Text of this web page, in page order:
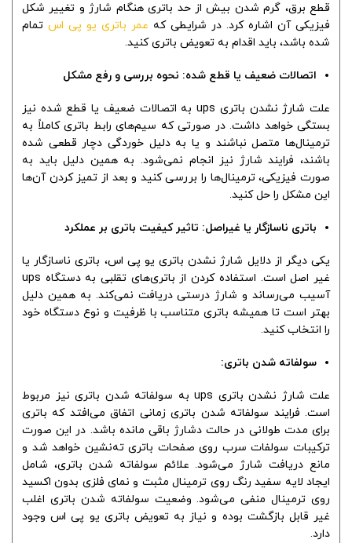
قطع برق، گرم شدن بیش از حد باتری هنگام شارژ و تغییر شکل
فیزیکی آن اشاره کرد. در شرایطی که عمر باتری یو پی اس تمام
شده باشد، باید اقدام به تعویض باتری کنید.
اتصالات ضعیف یا قطع شده: نحوه بررسی و رفع مشکل
علت شارژ نشدن باتری ups به اتصالات ضعیف یا قطع شده نیز
بستگی خواهد داشت. در صورتی که سیم‌های رابط باتری کاملاً به
ترمینال‌ها متصل نباشند و یا به دلیل خوردگی دچار قطعی شده
باشند، فرایند شارژ نیز انجام نمی‌شود. به همین دلیل باید به
صورت فیزیکی، ترمینال‌ها را بررسی کنید و بعد از تمیز کردن آن‌ها
این مشکل را حل کنید.
باتری ناسازگار یا غیراصل: تاثیر کیفیت باتری بر عملکرد
یکی دیگر از دلایل شارژ نشدن باتری یو پی اس، باتری ناسازگار یا
غیر اصل است. استفاده کردن از باتری‌های تقلبی به دستگاه ups
آسیب می‌رساند و شارژ درستی دریافت نمی‌کند. به همین دلیل
بهتر است تا همیشه باتری متناسب با ظرفیت و نوع دستگاه خود
را انتخاب کنید.
سولفاته شدن باتری:
علت شارژ نشدن باتری ups به سولفاته شدن باتری نیز مربوط
است. فرایند سولفاته شدن باتری زمانی اتفاق می‌افتد که باتری
برای مدت طولانی در حالت دشارژ باقی مانده باشد. در این صورت
ترکیبات سولفات سرب روی صفحات باتری ته‌نشین خواهد شد و
مانع دریافت شارژ می‌شود. علائم سولفاته شدن باتری، شامل
ایجاد لایه سفید رنگ روی ترمینال مثبت و نمای فلزی بدون اکسید
روی ترمینال منفی می‌شود. وضعیت سولفاته شدن باتری اغلب
غیر قابل بازگشت بوده و نیاز به تعویض باتری یو پی اس وجود
دارد.